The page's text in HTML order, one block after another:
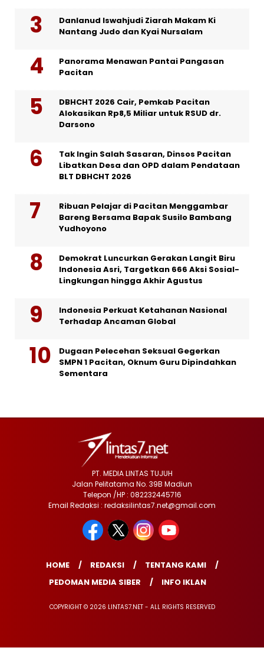
Danlanud Iswahjudi Ziarah Makam Ki
Nantang Judo dan Kyai Nursalam
Panorama Menawan Pantai Pangasan
Pacitan
DBHCHT 2026 Cair, Pemkab Pacitan
Alokasikan Rp8,5 Miliar untuk RSUD dr.
Darsono
Tak Ingin Salah Sasaran, Dinsos Pacitan
Libatkan Desa dan OPD dalam Pendataan
BLT DBHCHT 2026
Ribuan Pelajar di Pacitan Menggambar
Bareng Bersama Bapak Susilo Bambang
Yudhoyono
Demokrat Luncurkan Gerakan Langit Biru
Indonesia Asri, Targetkan 666 Aksi Sosial-
Lingkungan hingga Akhir Agustus
Indonesia Perkuat Ketahanan Nasional
Terhadap Ancaman Global
Dugaan Pelecehan Seksual Gegerkan
SMPN 1 Pacitan, Oknum Guru Dipindahkan
Sementara
PT. MEDIA LINTAS TUJUH
Jalan Pelitatama No. 39B Madiun
Telepon /HP : 082232445716
Email Redaksi : redaksilintas7.net@gmail.com
HOME REDAKSI
TENTANG KAMI
PEDOMAN MEDIA SIBER
INFO IKLAN
COPYRIGHT © 2026 LINTAS7.NET - ALL RIGHTS RESERVED